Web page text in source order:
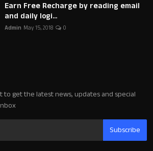
Earn Free Recharge by reading email
and daily logi...
Admin May 15, 2018 0
to get the latest news, updates and special
Subscribe